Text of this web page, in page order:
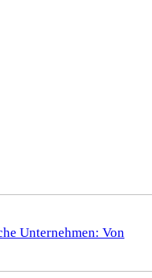
Unternehmen: Von